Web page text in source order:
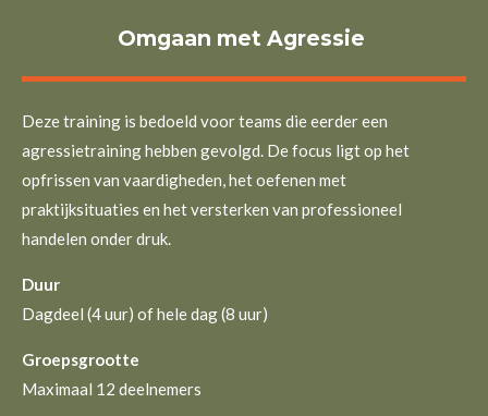
Omgaan met Agressie
Deze training is bedoeld voor teams die eerder een
agressietraining hebben gevolgd. De focus ligt op het
opfrissen van vaardigheden, het oefenen met
praktijksituaties en het versterken van professioneel
handelen onder druk.
Duur
Dagdeel (4 uur) of hele dag (8 uur)
Groepsgrootte
Maximaal 12 deelnemers